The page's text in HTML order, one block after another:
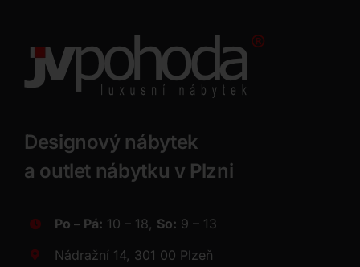
Designový nábytek
a outlet nábytku v Plzni
Po – Pá: 10 – 18, So: 9 – 13
Nádražní 14, 301 00 Plzeň